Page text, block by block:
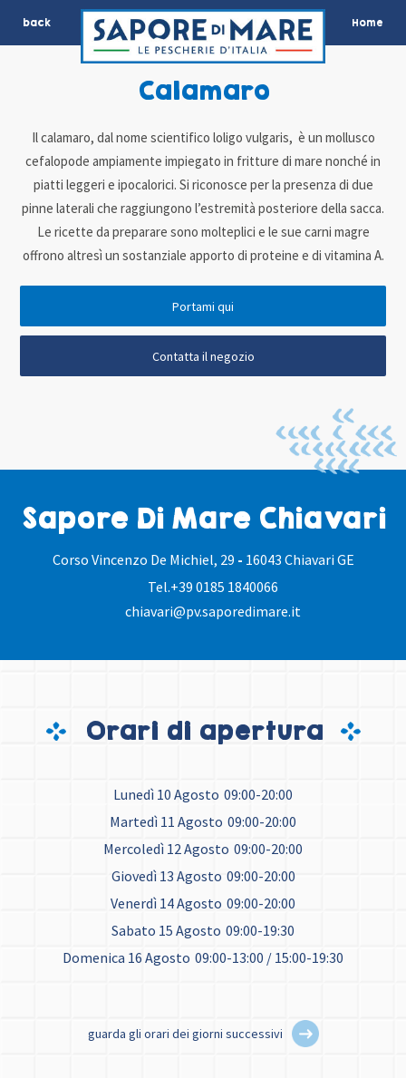
back Home
Sapore Di Mare Chiavari
Corso Vincenzo De Michiel, 29 - 16043 Chiavari GE
Tel.+39 0185 1840066
chiavari@pv.saporedimare.it
Calamaro
Il calamaro, dal nome scientifico loligo vulgaris, è un mollusco
cefalopode ampiamente impiegato in fritture di mare nonché in
piatti leggeri e ipocalorici. Si riconosce per la presenza di due
pinne laterali che raggiungono l’estremità posteriore della sacca.
Le ricette da preparare sono molteplici e le sue carni magre
offrono altresì un sostanziale apporto di proteine e di vitamina A.
Portami qui
Contatta il negozio
Orari di apertura
Lunedì 10 Agosto 09:00-20:00
Martedì 11 Agosto 09:00-20:00
Mercoledì 12 Agosto 09:00-20:00
Giovedì 13 Agosto 09:00-20:00
Venerdì 14 Agosto 09:00-20:00
Sabato 15 Agosto 09:00-19:30
Domenica 16 Agosto 09:00-13:00 / 15:00-19:30
guarda gli orari dei giorni successivi